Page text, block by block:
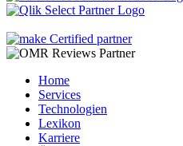
Home
Services
Technologien
Lexikon
Karriere